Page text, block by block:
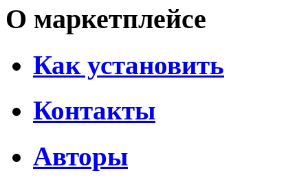
О маркетплейсе
Как установить
Контакты
Авторы